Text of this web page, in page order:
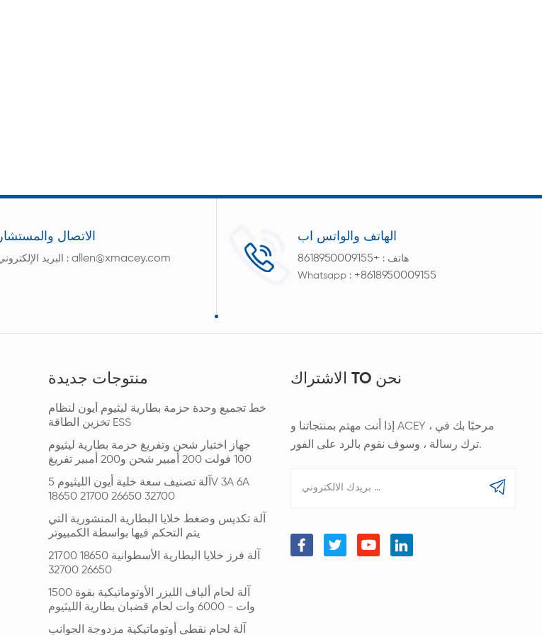
الاتصال والمستشار
البريد الإلكتروني :allen@xmacey.com
الهاتف والواتس اب
هاتف : +8618950009155
Whatsapp : +8618950009155
منتوجات جديدة
خط تجميع وحدة حزمة بطارية ليثيوم أيون لنظام
تخزين الطاقة ESS
جهاز اختبار شحن وتفريغ حزمة بطارية ليثيوم
100 فولت 200 أمبير شحن و200 أمبير تفريغ
آلة تصنيف سعة خلية أيون الليثيوم 5V 3A 6A
18650 21700 26650 32700
آلة تكديس وضغط خلايا البطارية المنشورية التي
يتم التحكم فيها بواسطة الكمبيوتر
آلة فرز خلايا البطارية الأسطوانية 18650 21700
26650 32700
آلة لحام ألياف الليزر الأوتوماتيكية بقوة 1500
وات - 6000 وات لحام قضبان بطارية الليثيوم
آلة لحام نقطي أوتوماتيكية مزدوجة الجوانب
الاشتراك TO نحن
إذا أنت مهتم بمنتجاتنا و ACEY ، مرحبًا بك في
ترك رسالة ، وسوف نقوم بالرد على الفور.